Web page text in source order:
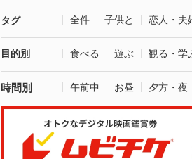
タグ 全件 子供と 恋人・夫
目的別 食べる 遊ぶ 観る・学
時間別 午前中 お昼 夕方・夜